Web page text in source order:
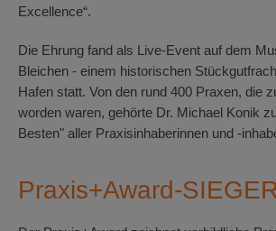
Excellence“.
Die Ehrung fand als Live-Event auf dem
Bleichen - einem historischen
Hafen statt. Von den rund 400 Praxen, die
worden waren, gehörte Dr. Michael Konik
Besten" aller Praxisinhaberinnen und -
Praxis+Award-